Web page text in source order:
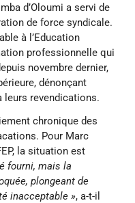
d’Oloumi a servi de
de force syndicale.
à l’Education
professionnelle qui
novembre dernier,
dénonçant
leurs revendications.
chronique des
Pour Marc
la situation est
fourni, mais la
plongeant de
inacceptable », a-t-il